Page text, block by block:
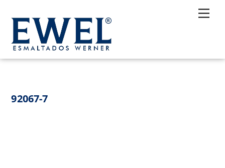
content
92067-7